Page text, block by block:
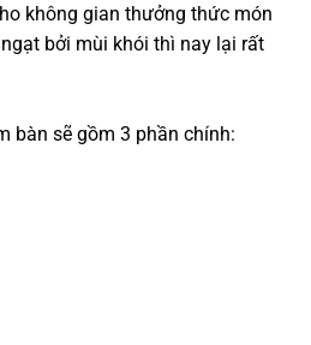
không gian thưởng thức món
bởi mùi khói thì nay lại rất
bàn sẽ gồm 3 phần chính: